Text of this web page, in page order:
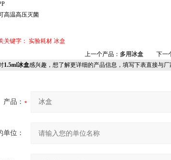
高温高压灭菌
关键字： 实验耗材 冰盒
上一个产品： 多用冰盒下一个
1.5ml冰盒感兴趣，想了解更详细的产品信息，填写下表直接与厂
产品：
单位：